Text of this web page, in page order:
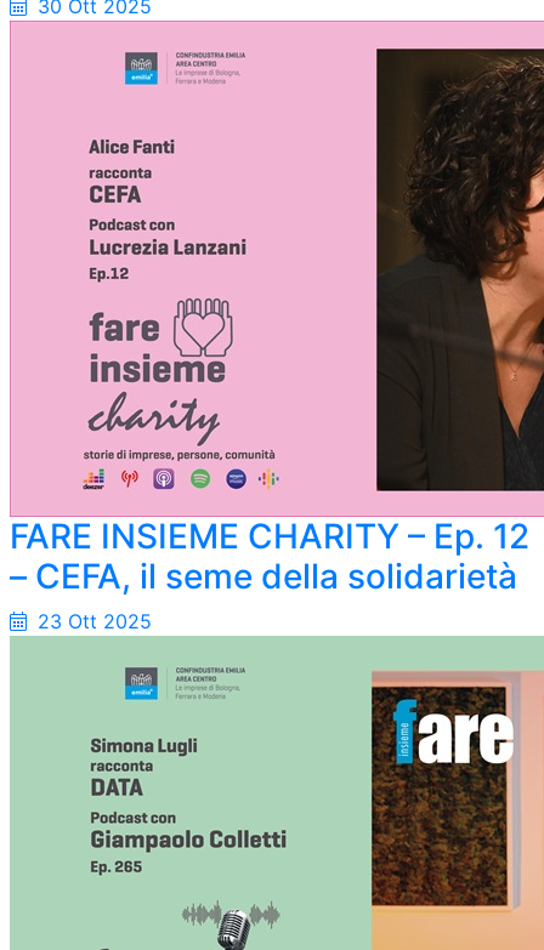
30 Ott 2025
FARE INSIEME CHARITY – Ep. 12
– CEFA, il seme della solidarietà
23 Ott 2025